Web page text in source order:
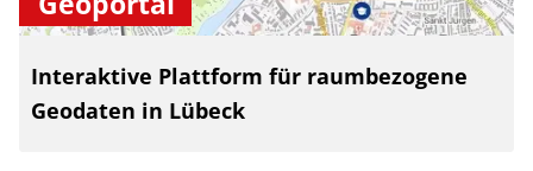
Interaktive Plattform für raumbezogene
Geodaten in Lübeck